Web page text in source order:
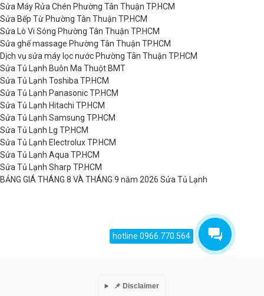
Sửa Máy Rửa Chén Phường Tân Thuận TP.HCM
Sửa Bếp Từ Phường Tân Thuận TP.HCM
Sửa Lò Vi Sóng Phường Tân Thuận TP.HCM
Sửa ghế massage Phường Tân Thuận TP.HCM
Dịch vụ sửa máy lọc nước Phường Tân Thuận TP.HCM
Sửa Tủ Lạnh Buôn Ma Thuột BMT
Sửa Tủ Lạnh Toshiba TP.HCM
Sửa Tủ Lạnh Panasonic TP.HCM
Sửa Tủ Lạnh Hitachi TP.HCM
Sửa Tủ Lạnh Samsung TP.HCM
Sửa Tủ Lạnh Lg TP.HCM
Sửa Tủ Lạnh Electrolux TP.HCM
Sửa Tủ Lạnh Aqua TP.HCM
Sửa Tủ Lạnh Sharp TP.HCM
BẢNG GIÁ THÁNG 8 VÀ THÁNG 9 năm 2026 Sửa Tủ Lạnh
hotline 0966.770.564
📌 Disclaimer